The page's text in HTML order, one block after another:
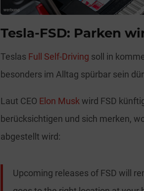
Tesla-FSD: Parken
Teslas Full Self-Driving soll in
besonders im Alltag spürbar sein
Laut CEO Elon Musk wird FSD
berücksichtigen und sich merken,
abgestellt wird:
Upcoming releases of FSD will